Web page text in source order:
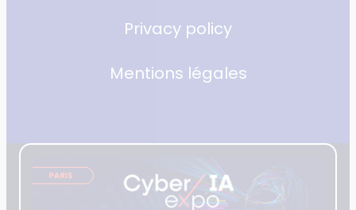
Privacy policy
Mentions légales